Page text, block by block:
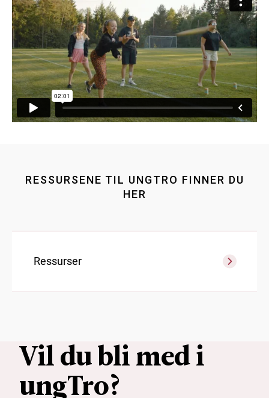
RESSURSENE TIL UNGTRO FINNER DU
HER
Ressurser
Vil du bli med i
ungTro?